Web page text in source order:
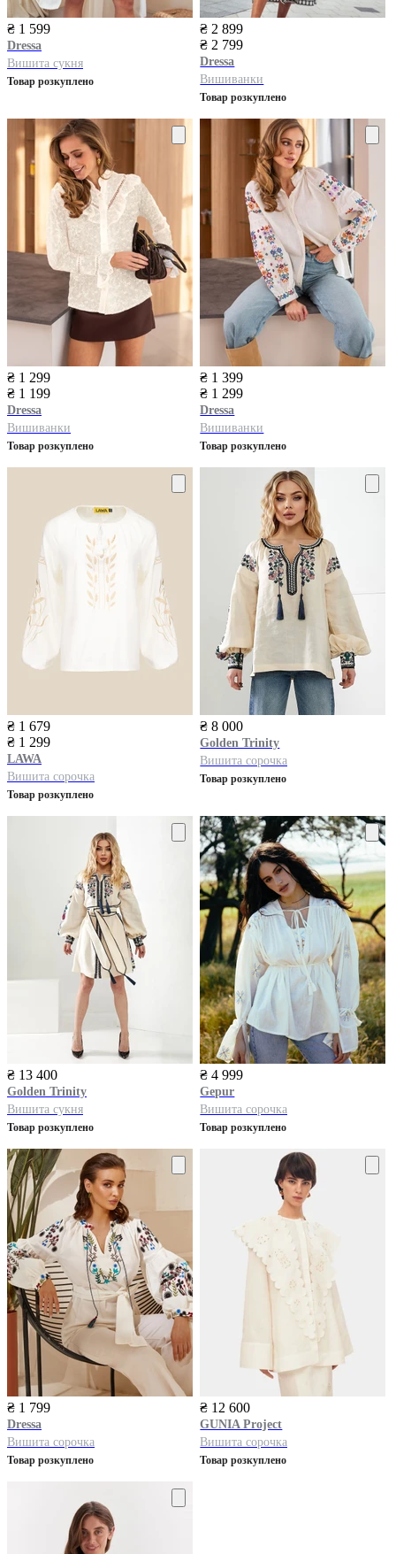
₴ 1 599
Dressa
Вишита сукня
Товар розкуплено
₴ 2 899
₴ 2 799
Dressa
Вишиванки
Товар розкуплено
₴ 1 299
₴ 1 199
Dressa
Вишиванки
Товар розкуплено
₴ 1 399
₴ 1 299
Dressa
Вишиванки
Товар розкуплено
₴ 1 679
₴ 1 299
LAWA
Вишита сорочка
Товар розкуплено
₴ 8 000
Golden Trinity
Вишита сорочка
Товар розкуплено
₴ 13 400
Golden Trinity
Вишита сукня
Товар розкуплено
₴ 4 999
Gepur
Вишита сорочка
Товар розкуплено
₴ 1 799
Dressa
Вишита сорочка
Товар розкуплено
₴ 12 600
GUNIA Project
Вишита сорочка
Товар розкуплено